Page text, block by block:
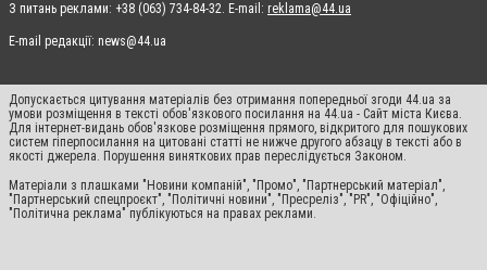
З питань реклами: +38 (063) 734-84-32. E-mail: reklama@44.ua
E-mail редакції: news@44.ua
Допускається цитування матеріалів без отримання попередньої згоди 44.ua за
умови розміщення в тексті обов'язкового посилання на 44.ua - Сайт міста Києва.
Для інтернет-видань обов'язкове розміщення прямого, відкритого для пошукових
систем гіперпосилання на цитовані статті не нижче другого абзацу в тексті або в
якості джерела. Порушення виняткових прав переслідується Законом.
Матеріали з плашками "Новини компаній", "Промо", "Партнерський матеріал",
"Партнерський спецпроєкт", "Політичні новини", "Пресреліз", "PR", "Офіційно",
"Політична реклама" публікуються на правах реклами.